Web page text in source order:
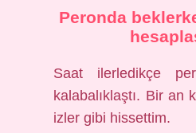
Peronda
Saat ilerledikçe
kalabalıklaştı. Bir an
izler gibi hissettim.